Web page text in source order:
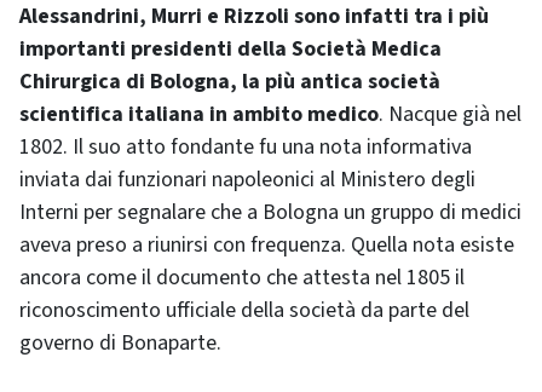
Alessandrini, Murri e Rizzoli sono infatti tra i più
importanti presidenti della Società Medica
Chirurgica di Bologna, la più antica società
scientifica italiana in ambito medico. Nacque già nel
1802. Il suo atto fondante fu una nota informativa
inviata dai funzionari napoleonici al Ministero degli
Interni per segnalare che a Bologna un gruppo di medici
aveva preso a riunirsi con frequenza. Quella nota esiste
ancora come il documento che attesta nel 1805 il
riconoscimento ufficiale della società da parte del
governo di Bonaparte.